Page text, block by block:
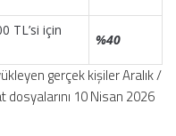
TL’si için
%40
gerçek kişiler Aralık /
10 Nisan 2026